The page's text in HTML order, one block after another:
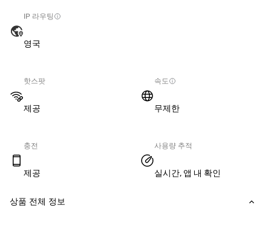
IP 라우팅
영국
핫스팟
제공
속도
무제한
충전
제공
사용량 추적
실시간, 앱 내 확인
상품 전체 정보